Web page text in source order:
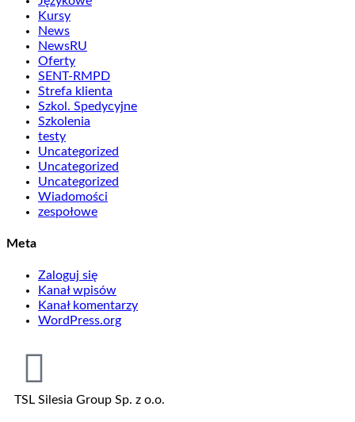
Kursy
News
NewsRU
Oferty
SENT-RMPD
Strefa klienta
Szkol. Spedycyjne
Szkolenia
testy
Uncategorized
Uncategorized
Uncategorized
Wiadomości
zespołowe
Meta
Zaloguj się
Kanał wpisów
Kanał komentarzy
WordPress.org
TSL Silesia Group Sp. z o.o.